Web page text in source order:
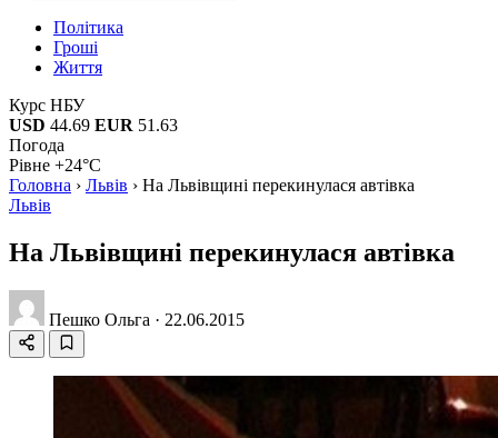
Політика
Гроші
Життя
Курс НБУ
USD 44.69 EUR 51.63
Погода
Рівне +24°C
Головна › Львів › На Львівщині перекинулася автівка
Львів
На Львівщині перекинулася автівка
Пешко Ольга · 22.06.2015